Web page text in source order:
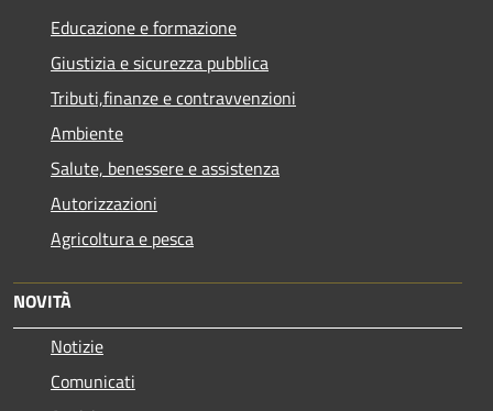
Educazione e formazione
Giustizia e sicurezza pubblica
Tributi,finanze e contravvenzioni
Ambiente
Salute, benessere e assistenza
Autorizzazioni
Agricoltura e pesca
NOVITÀ
Notizie
Comunicati